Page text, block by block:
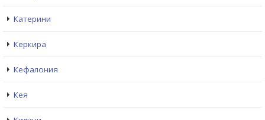
Катерини
Керкира
Кефалония
Кея